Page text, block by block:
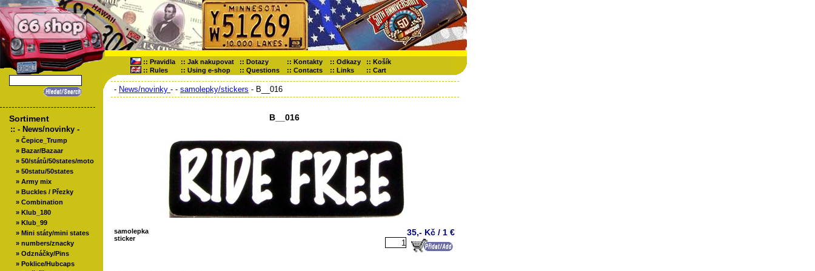
:: Pravidla :: Jak nakupovat :: Dotazy :: Kontakty :: Odkazy :: Košík
:: Rules :: Using e-shop :: Questions :: Contacts :: Links :: Cart
Sortiment
:: - News/novinky -
» Čepice_Trump
» Bazar/Bazaar
» 50/států/50states/moto
» 50statu/50states
» Army mix
» Buckles / Přezky
» Combination
» Klub_180
» Klub_99
» Mini státy/mini states
» numbers/znacky
» Odznáčky/Pins
» Poklice/Hubcaps
- News/novinky - - samolepky/stickers - B__016
B__016
samolepka
sticker
35,- Kč / 1 €